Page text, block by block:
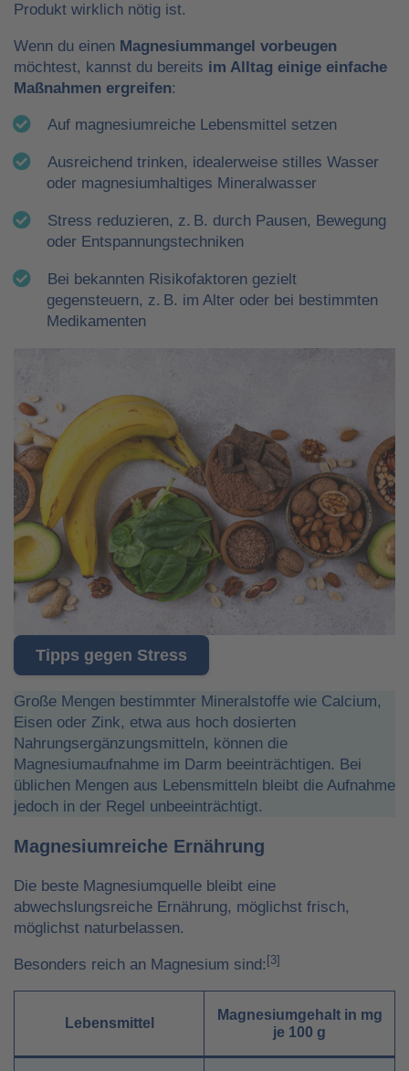
Produkt wirklich nötig ist.
Wenn du einen Magnesiummangel vorbeugen
möchtest, kannst du bereits im Alltag einige einfache
Maßnahmen ergreifen:
Auf magnesiumreiche Lebensmittel setzen
Ausreichend trinken, idealerweise stilles Wasser
oder magnesiumhaltiges Mineralwasser
Stress reduzieren, z. B. durch Pausen, Bewegung
oder Entspannungstechniken
Bei bekannten Risikofaktoren gezielt
gegensteuern, z. B. im Alter oder bei bestimmten
Medikamenten
Tipps gegen Stress
Große Mengen bestimmter Mineralstoffe wie Calcium,
Eisen oder Zink, etwa aus hoch dosierten
Nahrungsergänzungsmitteln, können die
Magnesiumaufnahme im Darm beeinträchtigen. Bei
üblichen Mengen aus Lebensmitteln bleibt die Aufnahme
jedoch in der Regel unbeeinträchtigt.
Magnesiumreiche Ernährung
Die beste Magnesiumquelle bleibt eine
abwechslungsreiche Ernährung, möglichst frisch,
möglichst naturbelassen.
Besonders reich an Magnesium sind: [3]
Lebensmittel
Magnesiumgehalt in mg
je 100 g